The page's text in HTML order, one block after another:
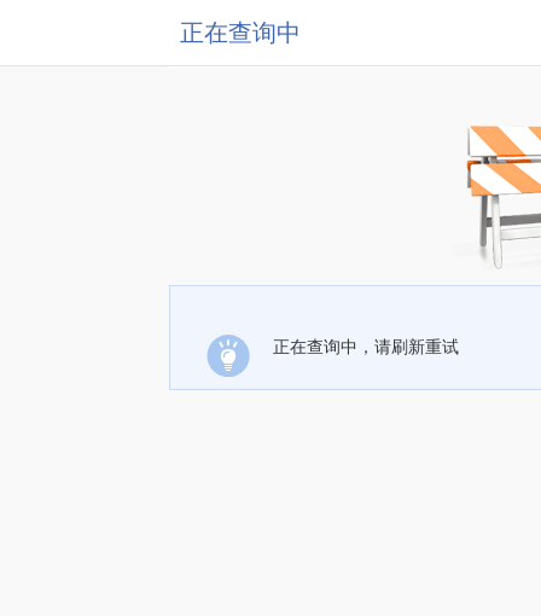
正在查询中
正在查询中，请刷新重试